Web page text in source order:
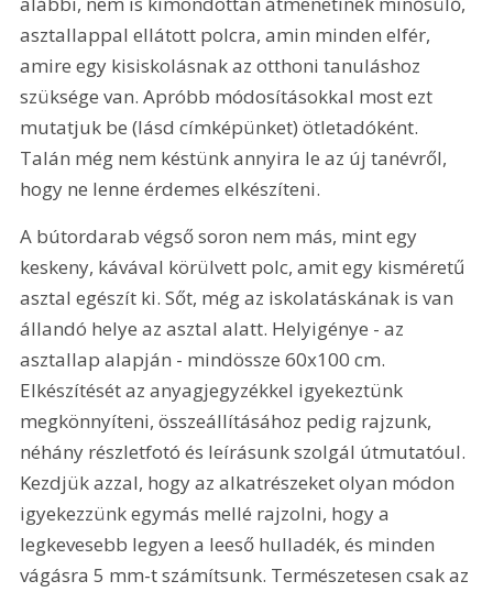
asztallappal ellátott polcra, amin minden elfér,
amire egy kisiskolásnak az otthoni tanuláshoz
szüksége van. Apróbb módosításokkal most ezt
mutatjuk be (lásd címképünket) ötletadóként.
Talán még nem késtünk annyira le az új tanévről,
hogy ne lenne érdemes elkészíteni.
A bútordarab végső soron nem más, mint egy
keskeny, kávával körülvett polc, amit egy kisméretű
asztal egészít ki. Sőt, még az iskolatáskának is van
állandó helye az asztal alatt. Helyigénye - az
asztallap alapján - mindössze 60x100 cm.
Elkészítését az anyagjegyzékkel igyekeztünk
megkönnyíteni, összeállításához pedig rajzunk,
néhány részletfotó és leírásunk szolgál útmutatóul.
Kezdjük azzal, hogy az alkatrészeket olyan módon
igyekezzünk egymás mellé rajzolni, hogy a
legkevesebb legyen a leeső hulladék, és minden
vágásra 5 mm-t számítsunk. Természetesen csak az